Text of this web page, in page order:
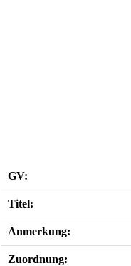
GV:
Titel:
Anmerkung:
Zuordnung: